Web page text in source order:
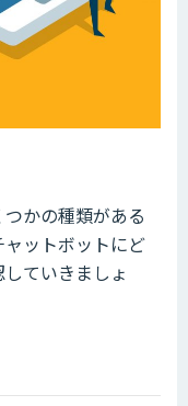
かの種類がある
ットボットにど
ていきましょ